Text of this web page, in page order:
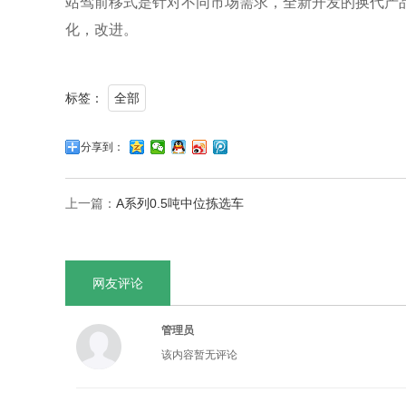
化，改进。
标签： 全部
分享到：
上一篇： A系列0.5吨中位拣选车
网友评论
管理员
该内容暂无评论